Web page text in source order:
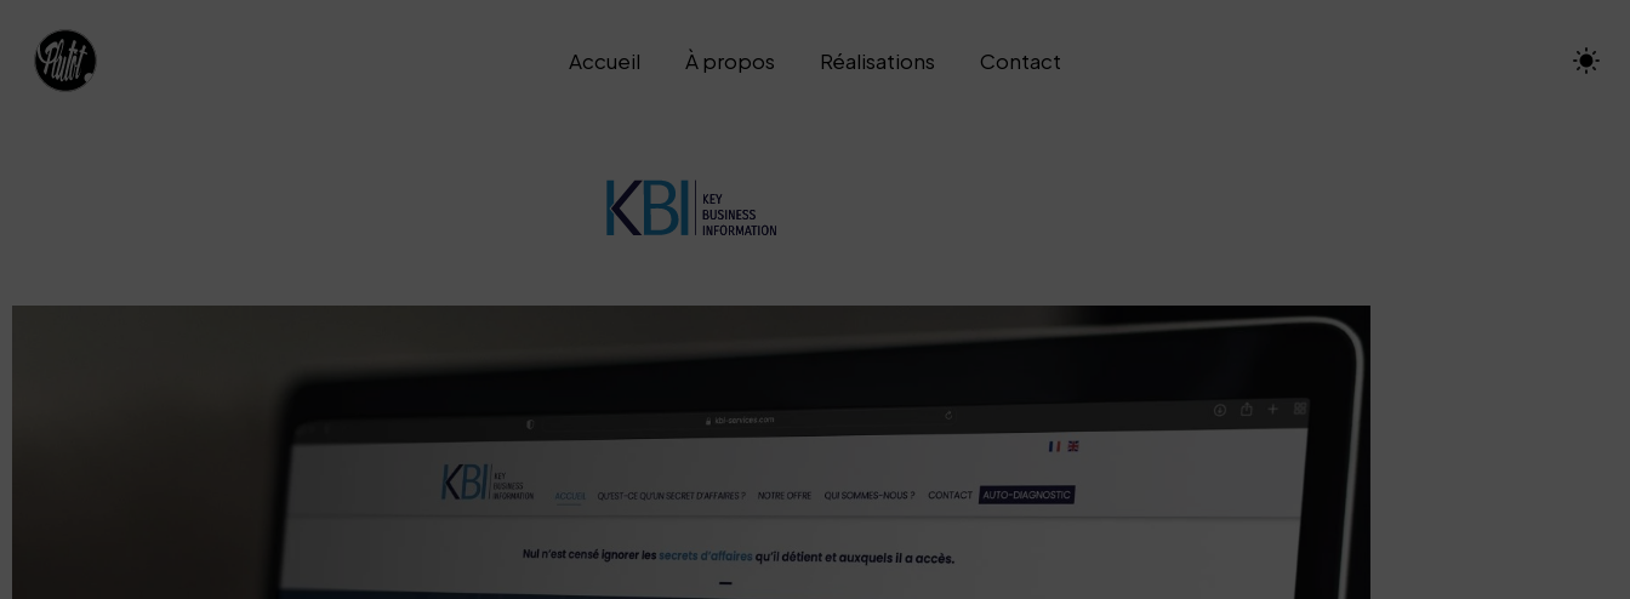
Accueil À propos Réalisations Contact